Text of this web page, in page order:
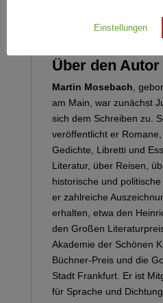
Über den Autor
Martin Mosebach,
am Main, war zunächst
sich dem Schreiben zu.
veröffentlicht er
Gedichte, Libretti und
Literatur, über Reisen,
historische und
er zahlreiche
erhalten, etwa den
den Großen
Akademie der Schönen
Büchner-Preis und die
Stadt Frankfurt. Er ist
für Sprache und
Einstellungen